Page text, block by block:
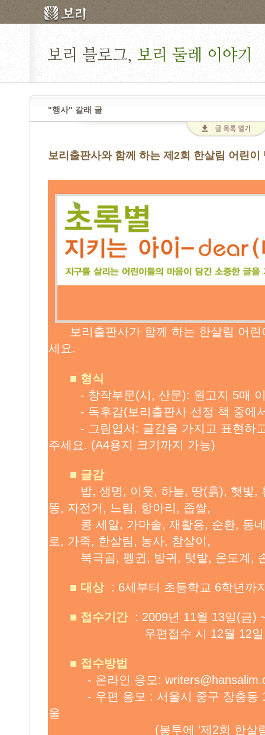
"행사" 갈래 글
보리출판사와 함께 하는 제2회 한살림 어린이
보리출판사가 함께 하는 한살림 어
세요.
■ 형식
- 창작부문(시, 산문): 원고지 5매
- 독후감(보리출판사 선정 책 중에서
- 그림엽서: 글감을 가지고 표현하고
주세요. (A4용지 크기까지 가능)
■ 글감
밥, 생명, 이웃, 하늘, 땅(흙), 햇빛,
똥, 자전거, 느림, 항아리, 좁쌀,
콩 세알, 가마솥, 재활용, 순환, 동네,
로, 가족, 한살림, 농사, 참살이,
북극곰, 펭귄, 방귀, 텃밭, 온도계,
■ 대상: 6세부터 초등학교 6학년까
■ 접수기간: 2009년 11월 13일(금)
우편접수 시 12월 12일 소인
■ 접수방법
- 온라인 응모:
- 우편 응모 : 서울시 중구 장충동 1
울
(봉투에 ‘제2회 한살림어린